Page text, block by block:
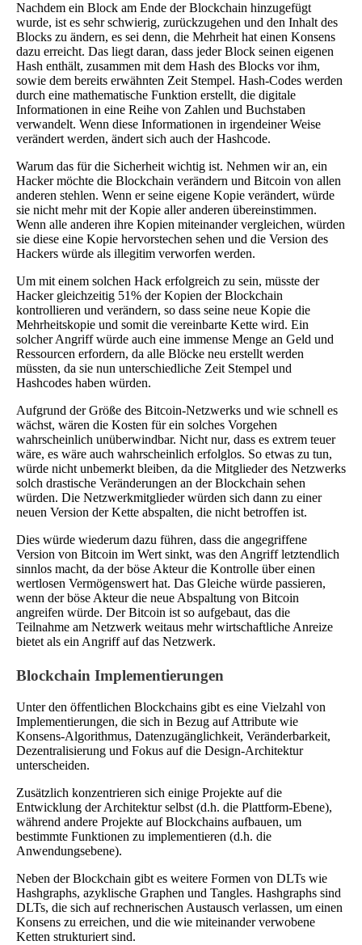
Nachdem ein Block am Ende der Blockchain hinzugefügt
wurde, ist es sehr schwierig, zurückzugehen und den Inhalt des
Blocks zu ändern, es sei denn, die Mehrheit hat einen Konsens
dazu erreicht. Das liegt daran, dass jeder Block seinen eigenen
Hash enthält, zusammen mit dem Hash des Blocks vor ihm,
sowie dem bereits erwähnten Zeit Stempel. Hash-Codes werden
durch eine mathematische Funktion erstellt, die digitale
Informationen in eine Reihe von Zahlen und Buchstaben
verwandelt. Wenn diese Informationen in irgendeiner Weise
verändert werden, ändert sich auch der Hashcode.
Warum das für die Sicherheit wichtig ist. Nehmen wir an, ein
Hacker möchte die Blockchain verändern und Bitcoin von allen
anderen stehlen. Wenn er seine eigene Kopie verändert, würde
sie nicht mehr mit der Kopie aller anderen übereinstimmen.
Wenn alle anderen ihre Kopien miteinander vergleichen, würden
sie diese eine Kopie hervorstechen sehen und die Version des
Hackers würde als illegitim verworfen werden.
Um mit einem solchen Hack erfolgreich zu sein, müsste der
Hacker gleichzeitig 51% der Kopien der Blockchain
kontrollieren und verändern, so dass seine neue Kopie die
Mehrheitskopie und somit die vereinbarte Kette wird. Ein
solcher Angriff würde auch eine immense Menge an Geld und
Ressourcen erfordern, da alle Blöcke neu erstellt werden
müssten, da sie nun unterschiedliche Zeit Stempel und
Hashcodes haben würden.
Aufgrund der Größe des Bitcoin-Netzwerks und wie schnell es
wächst, wären die Kosten für ein solches Vorgehen
wahrscheinlich unüberwindbar. Nicht nur, dass es extrem teuer
wäre, es wäre auch wahrscheinlich erfolglos. So etwas zu tun,
würde nicht unbemerkt bleiben, da die Mitglieder des Netzwerks
solch drastische Veränderungen an der Blockchain sehen
würden. Die Netzwerkmitglieder würden sich dann zu einer
neuen Version der Kette abspalten, die nicht betroffen ist.
Dies würde wiederum dazu führen, dass die angegriffene
Version von Bitcoin im Wert sinkt, was den Angriff letztendlich
sinnlos macht, da der böse Akteur die Kontrolle über einen
wertlosen Vermögenswert hat. Das Gleiche würde passieren,
wenn der böse Akteur die neue Abspaltung von Bitcoin
angreifen würde. Der Bitcoin ist so aufgebaut, das die
Teilnahme am Netzwerk weitaus mehr wirtschaftliche Anreize
bietet als ein Angriff auf das Netzwerk.
Blockchain Implementierungen
Unter den öffentlichen Blockchains gibt es eine Vielzahl von
Implementierungen, die sich in Bezug auf Attribute wie
Konsens-Algorithmus, Datenzugänglichkeit, Veränderbarkeit,
Dezentralisierung und Fokus auf die Design-Architektur
unterscheiden.
Zusätzlich konzentrieren sich einige Projekte auf die
Entwicklung der Architektur selbst (d.h. die Plattform-Ebene),
während andere Projekte auf Blockchains aufbauen, um
bestimmte Funktionen zu implementieren (d.h. die
Anwendungsebene).
Neben der Blockchain gibt es weitere Formen von DLTs wie
Hashgraphs, azyklische Graphen und Tangles. Hashgraphs sind
DLTs, die sich auf rechnerischen Austausch verlassen, um einen
Konsens zu erreichen, und die wie miteinander verwobene
Ketten strukturiert sind.